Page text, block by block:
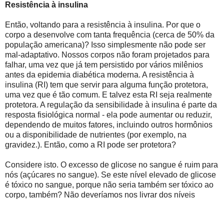
Resistência à insulina
Então, voltando para a resistência à insulina. Por que o
corpo a desenvolve com tanta frequência (cerca de 50% da
população americana)? Isso simplesmente não pode ser
mal-adaptativo. Nossos corpos não foram projetados para
falhar, uma vez que já tem persistido por vários milênios
antes da epidemia diabética moderna. A resistência à
insulina (RI) tem que servir para alguma função protetora,
uma vez que é tão comum. E talvez esta RI seja realmente
protetora. A regulação da sensibilidade à insulina é parte da
resposta fisiológica normal - ela pode aumentar ou reduzir,
dependendo de muitos fatores, incluindo outros hormônios
ou a disponibilidade de nutrientes (por exemplo, na
gravidez.). Então, como a RI pode ser protetora?
Considere isto. O excesso de glicose no sangue é ruim para
nós (açúcares no sangue). Se este nível elevado de glicose
é tóxico no sangue, porque não seria também ser tóxico ao
corpo, também? Não deveríamos nos livrar dos níveis